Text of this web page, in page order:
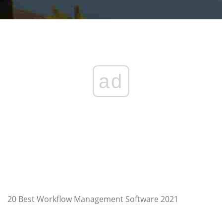
ad
20 Best Workflow Management Software 2021